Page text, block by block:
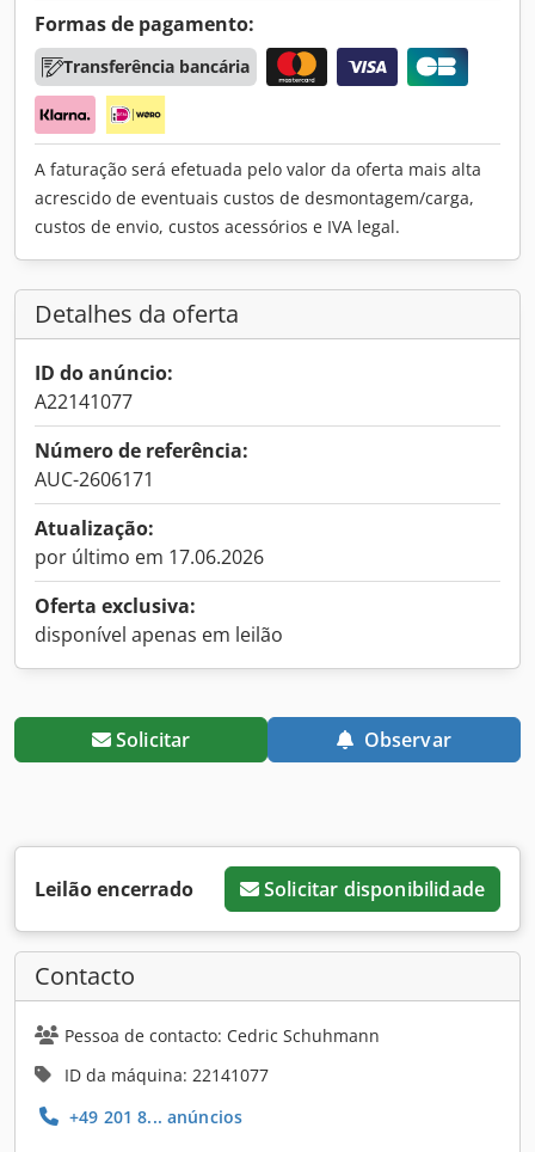
Formas de pagamento:
Transferência bancária
A faturação será efetuada pelo valor da oferta mais alta
acrescido de eventuais custos de desmontagem/carga,
custos de envio, custos acessórios e IVA legal.
Detalhes da oferta
ID do anúncio:
A22141077
Número de referência:
AUC-2606171
Atualização:
por último em 17.06.2026
Oferta exclusiva:
disponível apenas em leilão
Solicitar Observar
Leilão encerrado Solicitar disponibilidade
Contacto
Pessoa de contacto: Cedric Schuhmann
ID da máquina: 22141077
+49 201 8... anúncios